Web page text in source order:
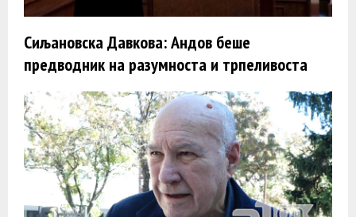
Сиљановска Давкова: Андов беше
предводник на разумноста и трпеливоста